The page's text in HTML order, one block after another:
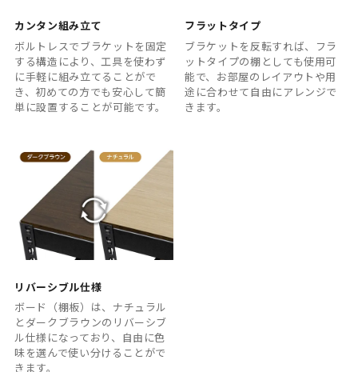
カンタン組み立て
ボルトレスでブラケットを固定
する構造により、工具を使わず
に手軽に組み立てることがで
き、初めての方でも安心して簡
単に設置することが可能です。
フラットタイプ
ブラケットを反転すれば、フラ
ットタイプの棚としても使用可
能で、お部屋のレイアウトや用
途に合わせて自由にアレンジで
きます。
リバーシブル仕様
ボード（棚板）は、ナチュラル
とダークブラウンのリバーシブ
ル仕様になっており、自由に色
味を選んで使い分けることがで
きます。